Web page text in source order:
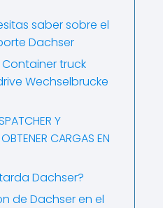
saber sobre el
Dachser
Container truck
Wechselbrucke
Y
CARGAS EN
Dachser?
de Dachser en el